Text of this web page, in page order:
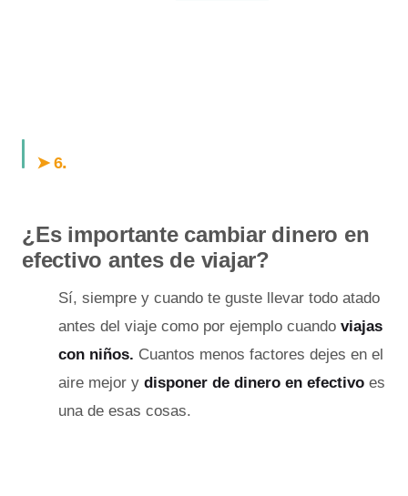
➤ 6.
¿Es importante cambiar dinero en
efectivo antes de viajar?
Sí, siempre y cuando te guste llevar todo atado
antes del viaje como por ejemplo cuando viajas
con niños. Cuantos menos factores dejes en el
aire mejor y disponer de dinero en efectivo es
una de esas cosas.